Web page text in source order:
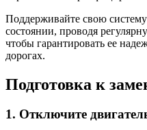
Поддерживайте свою
состоянии, проводя
чтобы гарантировать ее
дорогах.
Подготовка к
1. Отключите